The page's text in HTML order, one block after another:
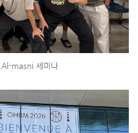
masni 세미나